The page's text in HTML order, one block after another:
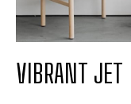
VIBRANT JET